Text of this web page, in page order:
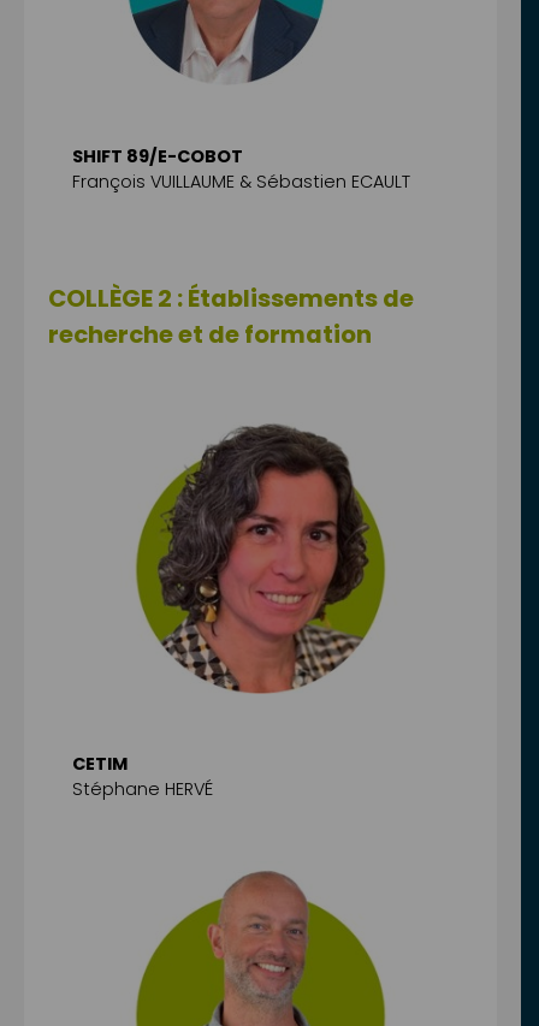
SHIFT 89/E-COBOT
François VUILLAUME & Sébastien ECAULT
COLLÈGE 2 :Établissements de
recherche et de formation
CETIM
Stéphane HERVÉ